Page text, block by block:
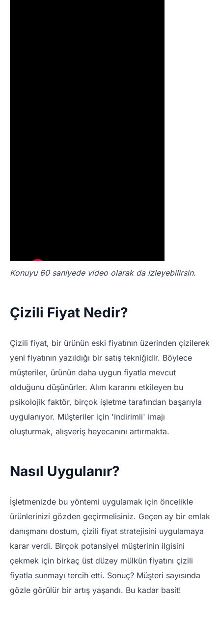
Konuyu 60 saniyede video olarak da izleyebilirsin.
Çizili Fiyat Nedir?
Çizili fiyat, bir ürünün eski fiyatının üzerinden çizilerek
yeni fiyatının yazıldığı bir satış tekniğidir. Böylece
müşteriler, ürünün daha uygun fiyatla mevcut
olduğunu düşünürler. Alım kararını etkileyen bu
psikolojik faktör, birçok işletme tarafından başarıyla
uygulanıyor. Müşteriler için 'indirimli' imajı
oluşturmak, alışveriş heyecanını artırmakta.
Nasıl Uygulanır?
İşletmenizde bu yöntemi uygulamak için öncelikle
ürünlerinizi gözden geçirmelisiniz. Geçen ay bir emlak
danışmanı dostum, çizili fiyat stratejisini uygulamaya
karar verdi. Birçok potansiyel müşterinin ilgisini
çekmek için birkaç üst düzey mülkün fiyatını çizili
fiyatla sunmayı tercih etti. Sonuç? Müşteri sayısında
gözle görülür bir artış yaşandı. Bu kadar basit!